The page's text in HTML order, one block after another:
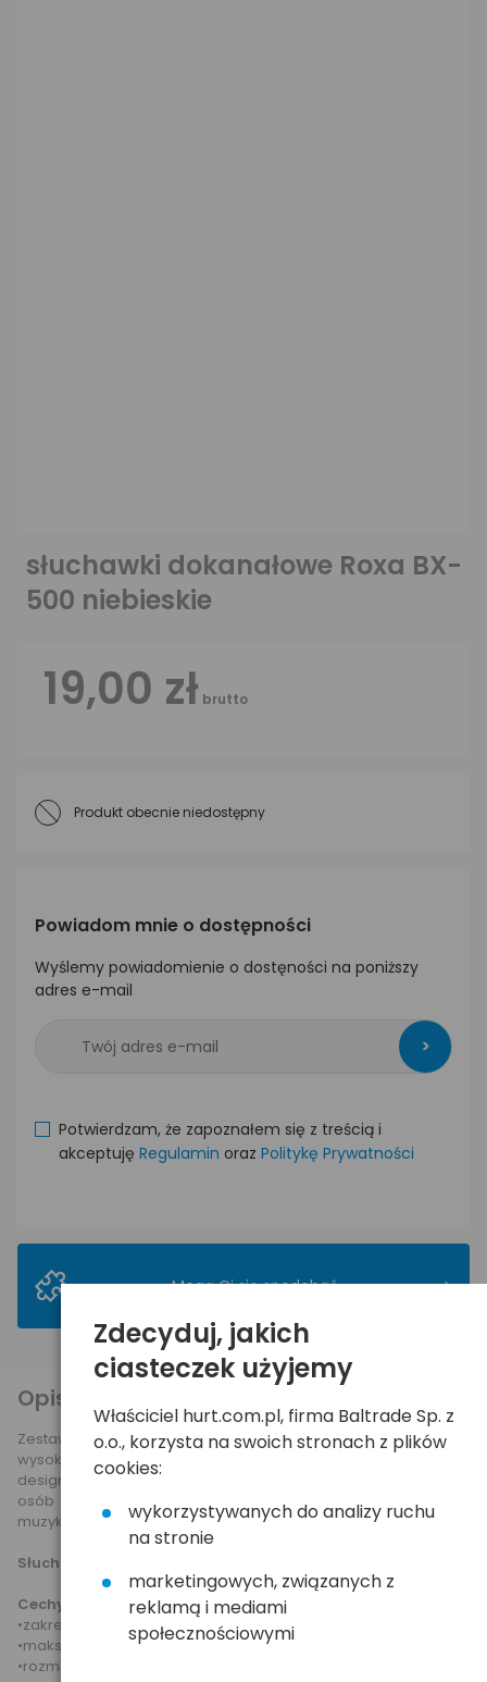
słuchawki dokanałowe Roxa BX-
500 niebieskie
19,00 zł brutto
Produkt obecnie niedostępny
Powiadom mnie o dostępności
Wyślemy powiadomienie o dostęności na poniższy
adres e-mail
>
Potwierdzam, że zapoznałem się z treścią i
akceptuję Regulamin oraz Politykę Prywatności
Mogą Ci się spodobać >
Opis produktu
Zestaw słuchawkowy BX-500 marki ROXA to połączenie
wysokiej jakości materiałów z nowoczesnym i eleganckim
designem. Słuchawki zostały zaprojektowane specjalnie dla
osób które na pierwszym miejscu stawiają jakość słuchanej
muzyki.
Słuchawki nie posiadają mikrofonu.
Cechy produktu:
•zakres częstotliwości: 18-20000Hz
•maksymalna głośność: 116dB +/- 3dB
•rozmiar głośnika: 12mm
Zdecyduj, jakich
ciasteczek użyjemy
Właściciel hurt.com.pl, firma Baltrade Sp. z
o.o., korzysta na swoich stronach z plików
cookies:
wykorzystywanych do analizy ruchu
na stronie
marketingowych, związanych z
reklamą i mediami
społecznościowymi